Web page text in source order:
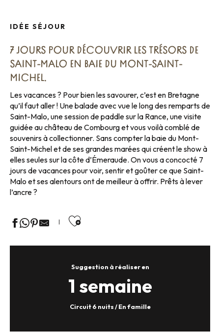
IDÉE SÉJOUR
7 JOURS POUR DÉCOUVRIR LES TRÉSORS DE
SAINT-MALO EN BAIE DU MONT-SAINT-
MICHEL.
Les vacances ? Pour bien les savourer, c’est en Bretagne
qu’il faut aller ! Une balade avec vue le long des remparts de
Saint-Malo, une session de paddle sur la Rance, une visite
guidée au château de Combourg et vous voilà comblé de
souvenirs à collectionner. Sans compter la baie du Mont-
Saint-Michel et de ses grandes marées qui créent le show à
elles seules sur la côte d’Émeraude. On vous a concocté 7
jours de vacances pour voir, sentir et goûter ce que Saint-
Malo et ses alentours ont de meilleur à offrir. Prêts à lever
l’ancre ?
Ajouter aux favoris
Suggestion à réaliser en
1 semaine
Circuit 6 nuits / En famille